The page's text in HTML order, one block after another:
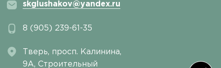
skglushakov@yandex.ru
8 (905) 239-61-35
Тверь, просп. Калинина,
9А, Строительный